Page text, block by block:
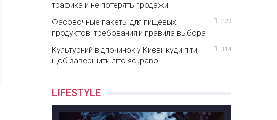
трафика и не потерять продажи
Фасовочные пакеты для пищевых
продуктов: требования и правила выбора
223
Культурний відпочинок у Києві: куди піти,
щоб завершити літо яскраво
314
LIFESTYLE